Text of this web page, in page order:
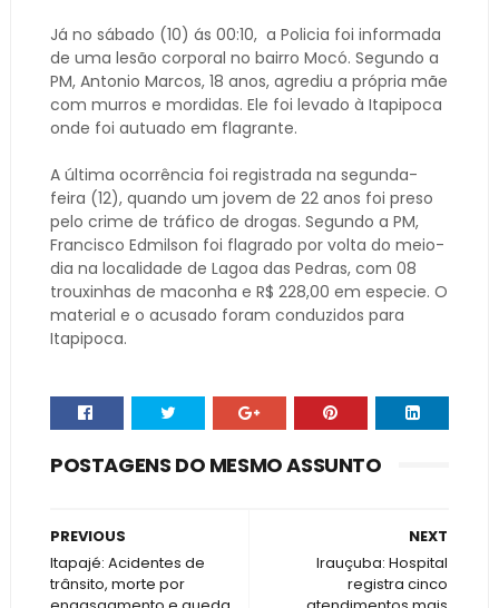
Já no sábado (10) ás 00:10, a Policia foi informada
de uma lesão corporal no bairro Mocó. Segundo a
PM, Antonio Marcos, 18 anos, agrediu a própria mãe
com murros e mordidas. Ele foi levado à Itapipoca
onde foi autuado em flagrante.
A última ocorrência foi registrada na segunda-
feira (12), quando um jovem de 22 anos foi preso
pelo crime de tráfico de drogas. Segundo a PM,
Francisco Edmilson foi flagrado por volta do meio-
dia na localidade de Lagoa das Pedras, com 08
trouxinhas de maconha e R$ 228,00 em especie. O
material e o acusado foram conduzidos para
Itapipoca.
POSTAGENS DO MESMO ASSUNTO
NEXT
Irauçuba: Hospital
registra cinco
PREVIOUS
Itapajé: Acidentes de
trânsito, morte por